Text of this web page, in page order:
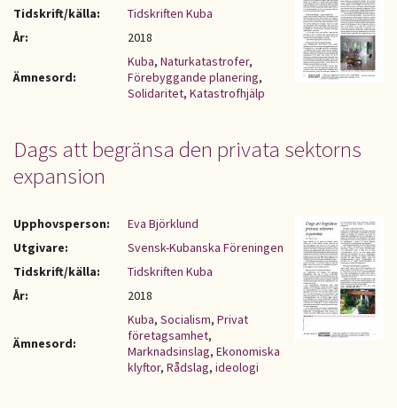
Tidskrift/källa:
Tidskriften Kuba
År:
2018
Ämnesord:
Kuba, Naturkatastrofer,
Förebyggande planering,
Solidaritet, Katastrofhjälp
Dags att begränsa den privata sektorns
expansion
Upphovsperson:
Eva Björklund
Utgivare:
Svensk-Kubanska Föreningen
Tidskrift/källa:
Tidskriften Kuba
År:
2018
Ämnesord:
Kuba, Socialism, Privat
företagsamhet,
Marknadsinslag, Ekonomiska
klyftor, Rådslag, ideologi